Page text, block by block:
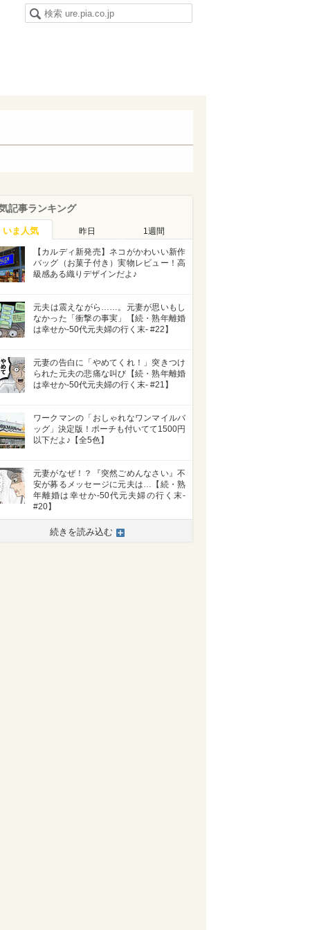
記事ランキング
いま人気 昨日 1週間
【カルディ新発売】ネコがかわいい新作
バッグ（お菓子付き）実物レビュー！高
級感ある織りデザインだよ♪
元夫は震えながら……。元妻が思いもし
なかった「衝撃の事実」【続・熟年離婚
は幸せか-50代元夫婦の行く末- #22】
元妻の告白に「やめてくれ！」突きつけ
られた元夫の悲痛な叫び【続・熟年離婚
は幸せか-50代元夫婦の行く末- #21】
ワークマンの「おしゃれなワンマイルバ
ッグ」決定版！ポーチも付いてて1500円
以下だよ♪【全5色】
元妻がなぜ！？『突然ごめんなさい』不
安が募るメッセージに元夫は…【続・熟
年離婚は幸せか-50代元夫婦の行く末-
#20】
続きを読み込む